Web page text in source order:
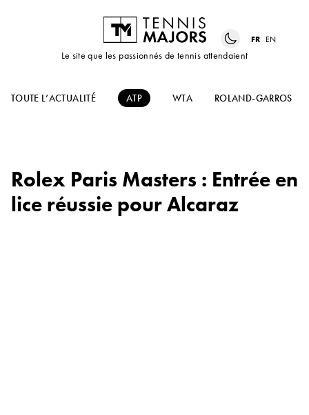
Le site que les passionnés de tennis attendaient
FR EN
TOUTE L’ACTUALITÉ ATP WTA ROLAND-GARROS
Rolex Paris Masters : Entrée en
lice réussie pour Alcaraz